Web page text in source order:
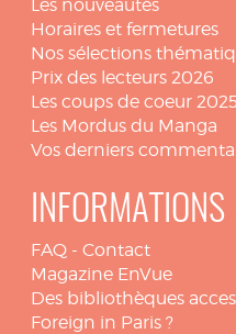
Les nouveautés
Horaires et fermetures
Nos sélections
Prix des lecteurs 2026
Les coups de coeur
Les Mordus du Manga
Vos derniers
INFORMATIONS
FAQ - Contact
Magazine EnVue
Des bibliothèques
Foreign in Paris ?